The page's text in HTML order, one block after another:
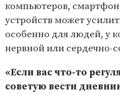
компьютеров,
устройств может
особенно для людей, у
нервной или сердечно-
«Если вас что-то
советую вести